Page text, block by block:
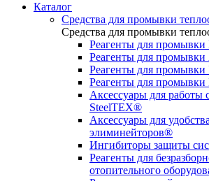
Каталог
Средства для промывки
Средства для промывки
Реагенты для
Реагенты для
Реагенты для промывки
Реагенты для
Аксессуары для работы
SteelTEX®
Аксессуары для
элиминейторов®
Ингибиторы защиты
Реагенты для
отопительного